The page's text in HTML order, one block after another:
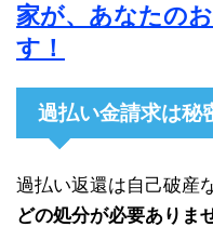
家が、あなたの
す！
過払い金請求は秘
過払い返還は自己破産
どの処分が必要ありま